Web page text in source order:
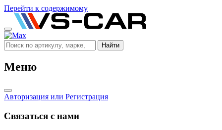
Перейти к содержимому
Найти
Меню
Авторизация или Регистрация
Связаться с нами